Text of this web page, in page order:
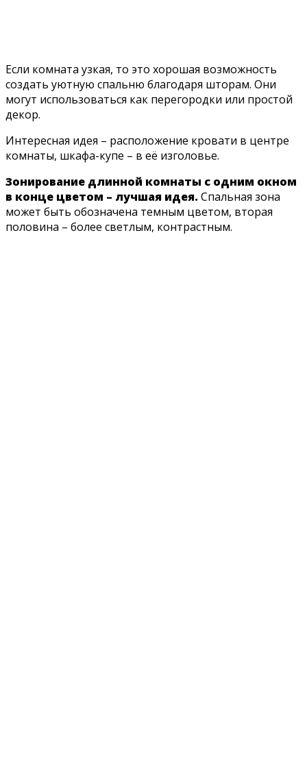
Если комната узкая, то это хорошая возможность
создать уютную спальню благодаря шторам. Они
могут использоваться как перегородки или простой
декор.
Интересная идея – расположение кровати в центре
комнаты, шкафа-купе – в её изголовье.
Зонирование длинной комнаты с одним окном
в конце цветом – лучшая идея. Спальная зона
может быть обозначена темным цветом, вторая
половина – более светлым, контрастным.